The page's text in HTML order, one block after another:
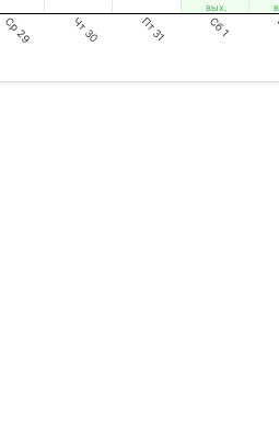
вых.
Ср 29 Чт 30 Пт 31 Сб 1